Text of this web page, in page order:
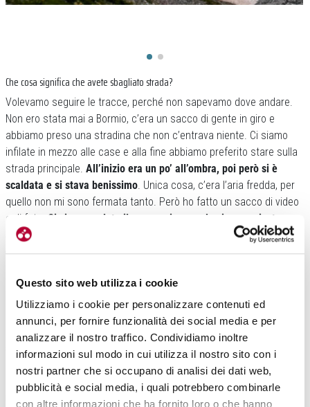
Questo sito web utilizza i cookie
Utilizziamo i cookie per personalizzare contenuti ed
annunci, per fornire funzionalità dei social media e per
analizzare il nostro traffico. Condividiamo inoltre
informazioni sul modo in cui utilizza il nostro sito con i
nostri partner che si occupano di analisi dei dati web,
pubblicità e social media, i quali potrebbero combinarle
con altre informazioni che ha fornito loro o che hanno
Che cosa significa che avete sbagliato strada?
Volevamo seguire le tracce, perché non sapevamo dove andare.
Non ero stata mai a Bormio, c’era un sacco di gente in giro e
abbiamo preso una stradina che non c’entrava niente. Ci siamo
infilate in mezzo alle case e alla fine abbiamo preferito stare sulla
strada principale. All’inizio era un po’ all’ombra, poi però si è
scaldata e si stava benissimo. Unica cosa, c’era l’aria fredda, per
quello non mi sono fermata tanto. Però ho fatto un sacco di video
e di foto.
Ci siamo godute il paesaggio quando siamo arrivate,
abbiamo bevuto la nostra Coca Cola, mangiato il nostro pezzettino
di torta, ma non mi ricordo neanche a quale gusto fosse.
C’è qualcosa di simile fra il trail running e il ciclismo?
Penso che i due sport in generale siano simili, soprattutto per i
paesaggi che si incontrano in questi viaggi, perché per me sono
dei viaggi.
Nel trail running è tutta un’altra cosa rispetto alle corse
su strada, è proprio un’avventura
. Ti godi metro dopo metro, anche
perché alcune volte il ritmo rallenta e fai tanta fatica. Quando poi
arrivo in cima,
mi viene da pensare a come faccia a vivere chi
rinuncia a certe esperienze
. Per questo mi piace andare alla